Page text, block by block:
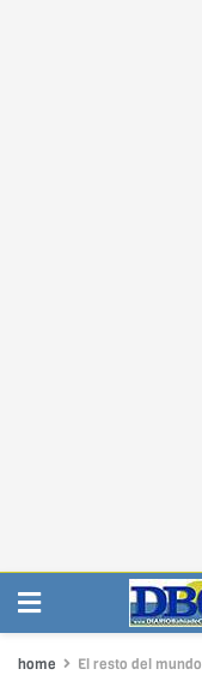
home El resto del mundo